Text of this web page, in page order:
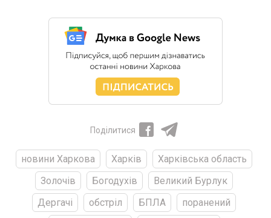
Поділитися
новини Харкова Харків
Харківська область
Золочів
Богодухів
Великий Бурлук
Дергачі
обстріл БПЛА
поранений